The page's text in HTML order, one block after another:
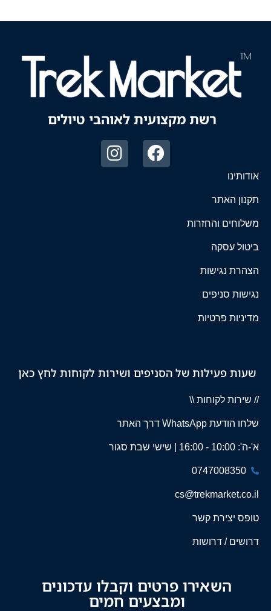
רשת מקצועית לאוהבי טיולים
אודותינו
תקנון האתר
משלוחים והחזרות
ביטול עסקה
הצהרת נגישות
נגישות סניפים
מדיניות פרטיות
שעות פעילות של הסניפים ושירות לקוחות לחץ כאן
// שירות לקוחות \\
שלחו הודעת WhatsApp דרך האתר
א'-ה': 10:00 - 16:00 | שישי שבת סגור
0747008350
cs@trekmarket.co.il
טופס יצירת קשר
דרושים / דרושות
השאירו פרטים וקבלו עדכונים
ומבצעים חמים